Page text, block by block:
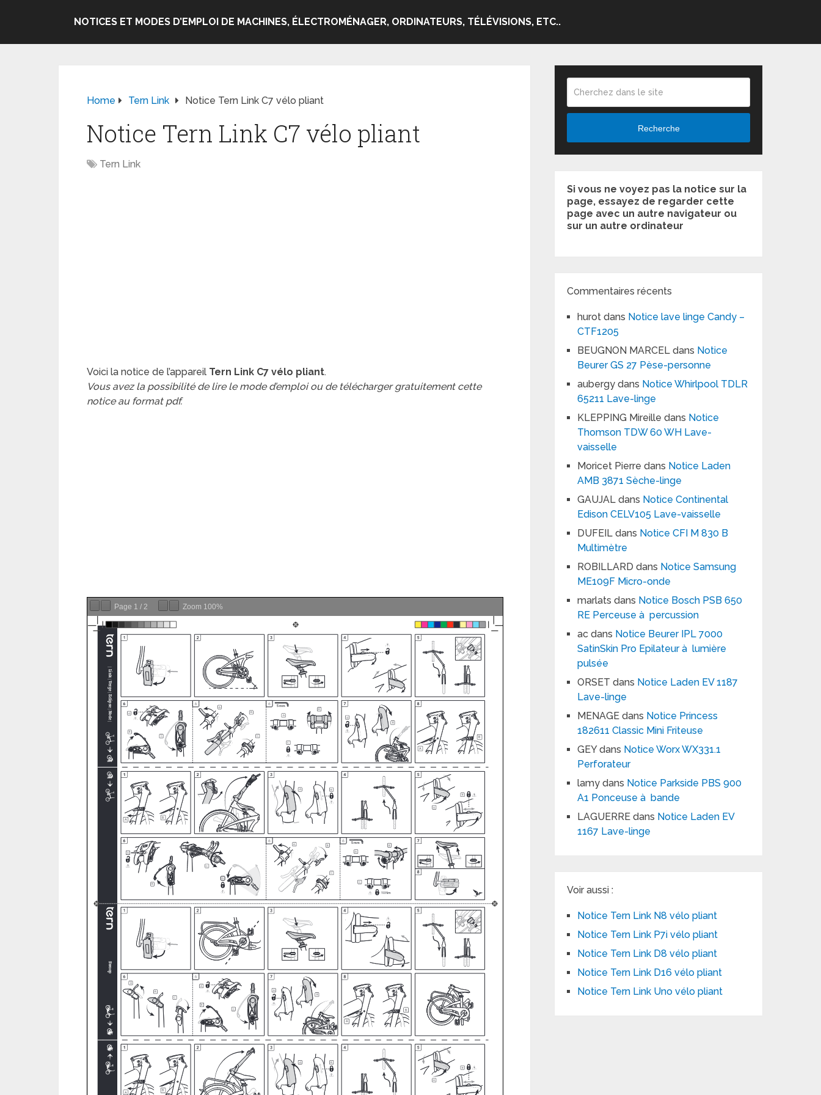
NOTICES ET MODES D’EMPLOI DE MACHINES, ÉLECTROMÉNAGER, ORDINATEURS, TÉLÉVISIONS, ETC..
Home Tern Link Notice Tern Link C7 vélo pliant
Notice Tern Link C7 vélo pliant
Tern Link
Voici la notice de l’appareil Tern Link C7 vélo pliant.
Vous avez la possibilité de lire le mode d’emploi ou de télécharger gratuitement cette
notice au format pdf.
Page 1 / 2 Zoom 100%
Recherche
Si vous ne voyez pas la notice sur la
page, essayez de regarder cette
page avec un autre navigateur ou
sur un autre ordinateur
Commentaires récents
hurot dans Notice lave linge Candy –
CTF1205
BEUGNON MARCEL dans Notice
Beurer GS 27 Pèse-personne
aubergy dans Notice Whirlpool TDLR
65211 Lave-linge
KLEPPING Mireille dans Notice
Thomson TDW 60 WH Lave-
vaisselle
Moricet Pierre dans Notice Laden
AMB 3871 Sèche-linge
GAUJAL dans Notice Continental
Edison CELV105 Lave-vaisselle
DUFEIL dans Notice CFI M 830 B
Multimètre
ROBILLARD dans Notice Samsung
ME109F Micro-onde
marlats dans Notice Bosch PSB 650
RE Perceuse à percussion
ac dans Notice Beurer IPL 7000
SatinSkin Pro Epilateur à lumière
pulsée
ORSET dans Notice Laden EV 1187
Lave-linge
MENAGE dans Notice Princess
182611 Classic Mini Friteuse
GEYdans Notice Worx WX331.1
Perforateur
lamy dans Notice Parkside PBS 900
A1 Ponceuse à bande
LAGUERRE dans Notice Laden EV
1167 Lave-linge
Voir aussi :
Notice Tern Link N8 vélo pliant
Notice Tern Link P7i vélo pliant
Notice Tern Link D8 vélo pliant
Notice Tern Link D16 vélo pliant
Notice Tern Link Uno vélo pliant